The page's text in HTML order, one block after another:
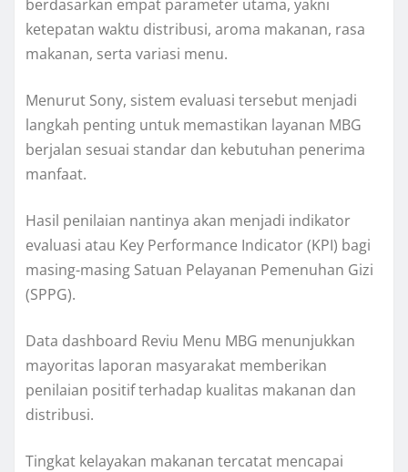
berdasarkan empat parameter utama, yakni
ketepatan waktu distribusi, aroma makanan, rasa
makanan, serta variasi menu.
Menurut Sony, sistem evaluasi tersebut menjadi
langkah penting untuk memastikan layanan MBG
berjalan sesuai standar dan kebutuhan penerima
manfaat.
Hasil penilaian nantinya akan menjadi indikator
evaluasi atau Key Performance Indicator (KPI) bagi
masing-masing Satuan Pelayanan Pemenuhan Gizi
(SPPG).
Data dashboard Reviu Menu MBG menunjukkan
mayoritas laporan masyarakat memberikan
penilaian positif terhadap kualitas makanan dan
distribusi.
Tingkat kelayakan makanan tercatat mencapai